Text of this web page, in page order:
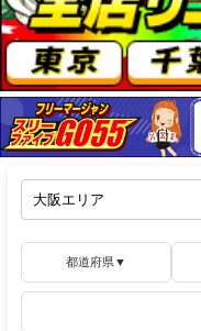
都道府県▼